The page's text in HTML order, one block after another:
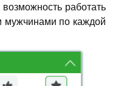
возможность работать
по каждой